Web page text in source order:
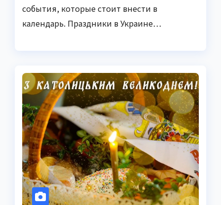
события, которые стоит внести в
календарь. Праздники в Украине…